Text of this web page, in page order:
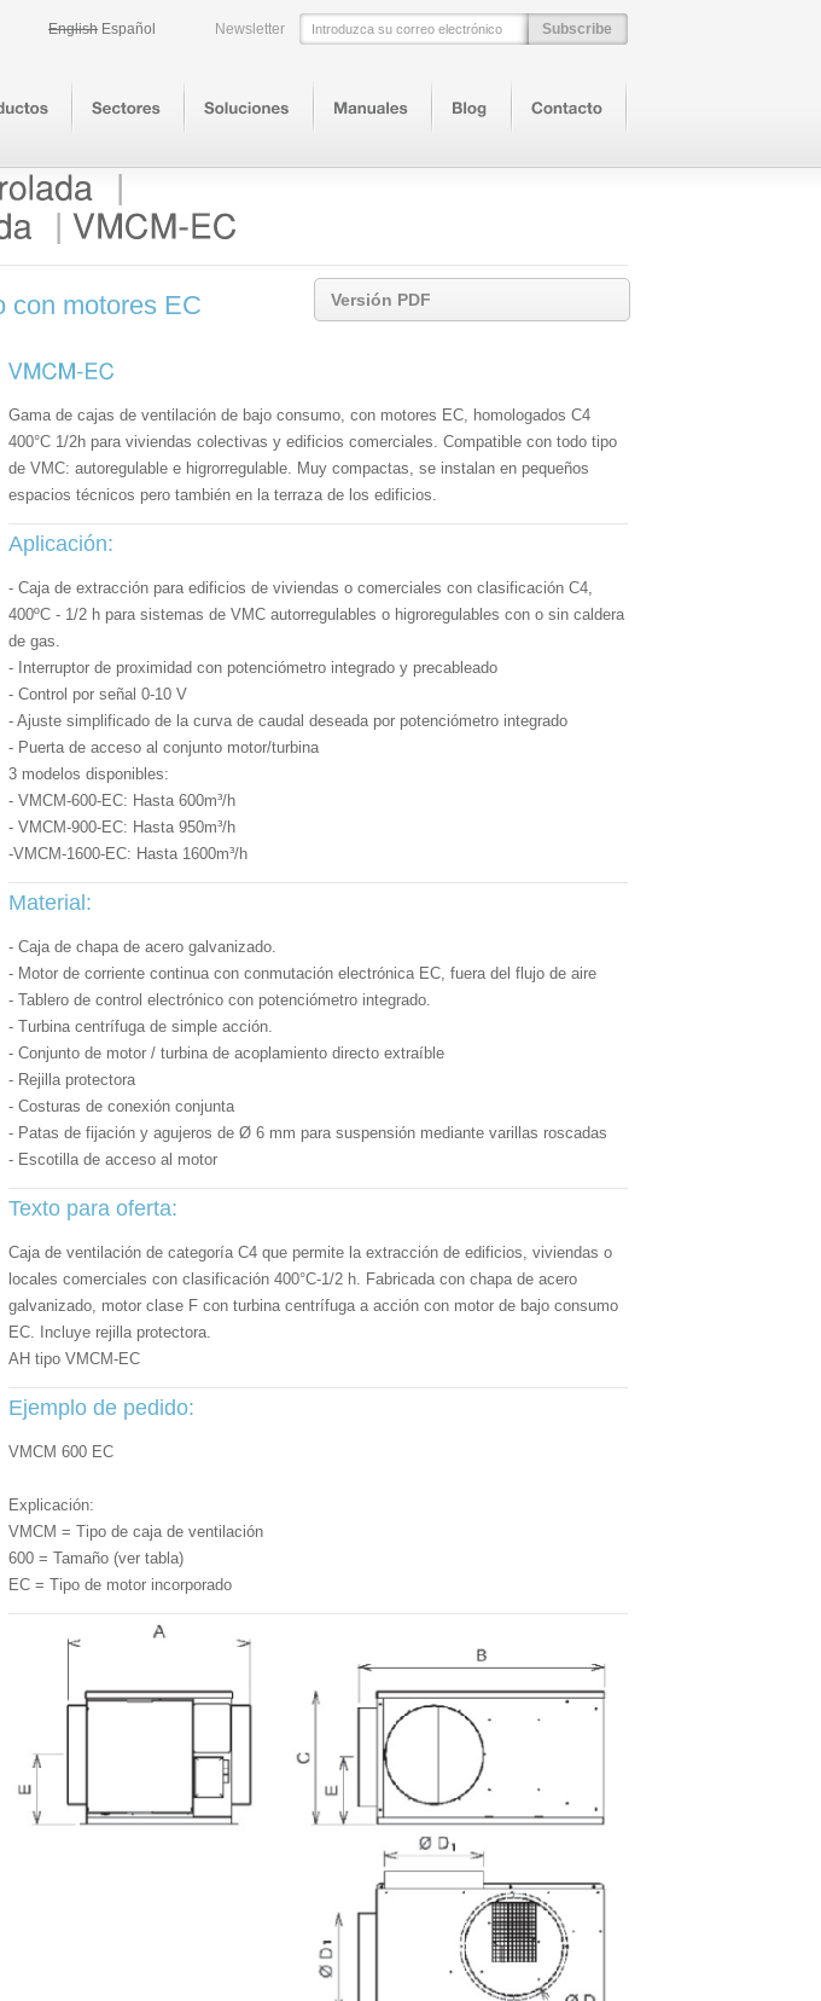
English Español Newsletter
|
|
Versión PDF
con motores EC
Gama de cajas de ventilación de bajo consumo, con motores EC, homologados C4
400°C 1/2h para viviendas colectivas y edificios comerciales. Compatible con todo tipo
de VMC: autoregulable e higrorregulable. Muy compactas, se instalan en pequeños
espacios técnicos pero también en la terraza de los edificios.
Aplicación:
- Caja de extracción para edificios de viviendas o comerciales con clasificación C4,
400ºC - 1/2 h para sistemas de VMC autorregulables o higroregulables con o sin caldera
de gas.
- Interruptor de proximidad con potenciómetro integrado y precableado
- Control por señal 0-10 V
- Ajuste simplificado de la curva de caudal deseada por potenciómetro integrado
- Puerta de acceso al conjunto motor/turbina
3 modelos disponibles:
- VMCM-600-EC: Hasta 600m³/h
- VMCM-900-EC: Hasta 950m³/h
-VMCM-1600-EC: Hasta 1600m³/h
Material:
- Caja de chapa de acero galvanizado.
- Motor de corriente continua con conmutación electrónica EC, fuera del flujo de aire
- Tablero de control electrónico con potenciómetro integrado.
- Turbina centrífuga de simple acción.
- Conjunto de motor / turbina de acoplamiento directo extraíble
- Rejilla protectora
- Costuras de conexión conjunta
- Patas de fijación y agujeros de Ø 6 mm para suspensión mediante varillas roscadas
- Escotilla de acceso al motor
Texto para oferta:
Caja de ventilación de categoría C4 que permite la extracción de edificios, viviendas o
locales comerciales con clasificación 400°C-1/2 h. Fabricada con chapa de acero
galvanizado, motor clase F con turbina centrífuga a acción con motor de bajo consumo
EC. Incluye rejilla protectora.
AH tipo VMCM-EC
Ejemplo de pedido:
VMCM 600 EC
Explicación:
VMCM = Tipo de caja de ventilación
600 = Tamaño (ver tabla)
EC = Tipo de motor incorporado